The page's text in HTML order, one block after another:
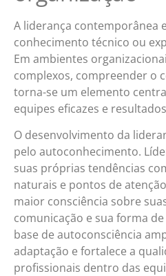
A liderança contemporânea
conhecimento técnico ou
Em ambientes
complexos, compreender o
torna-se um elemento
equipes eficazes e
O desenvolvimento da
pelo autoconhecimento.
suas próprias tendências
naturais e pontos de
maior consciência sobre
comunicação e sua forma
base de autoconsciência
adaptação e fortalece a
profissionais dentro das